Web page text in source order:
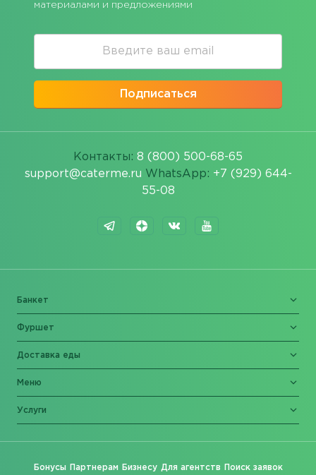
материалами и предложениями
Подписаться
Контакты: 8 (800) 500-68-65
support@caterme.ru WhatsApp: +7 (929) 644-
55-08
Банкет
Фуршет
Доставка еды
Меню
Услуги
Бонусы Партнерам Бизнесу Для агентств Поиск заявок